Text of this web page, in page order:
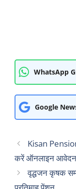
WhatsApp
Google
Kisan
करें ऑनलाइन आवेदन
वृद्धजन कृषक